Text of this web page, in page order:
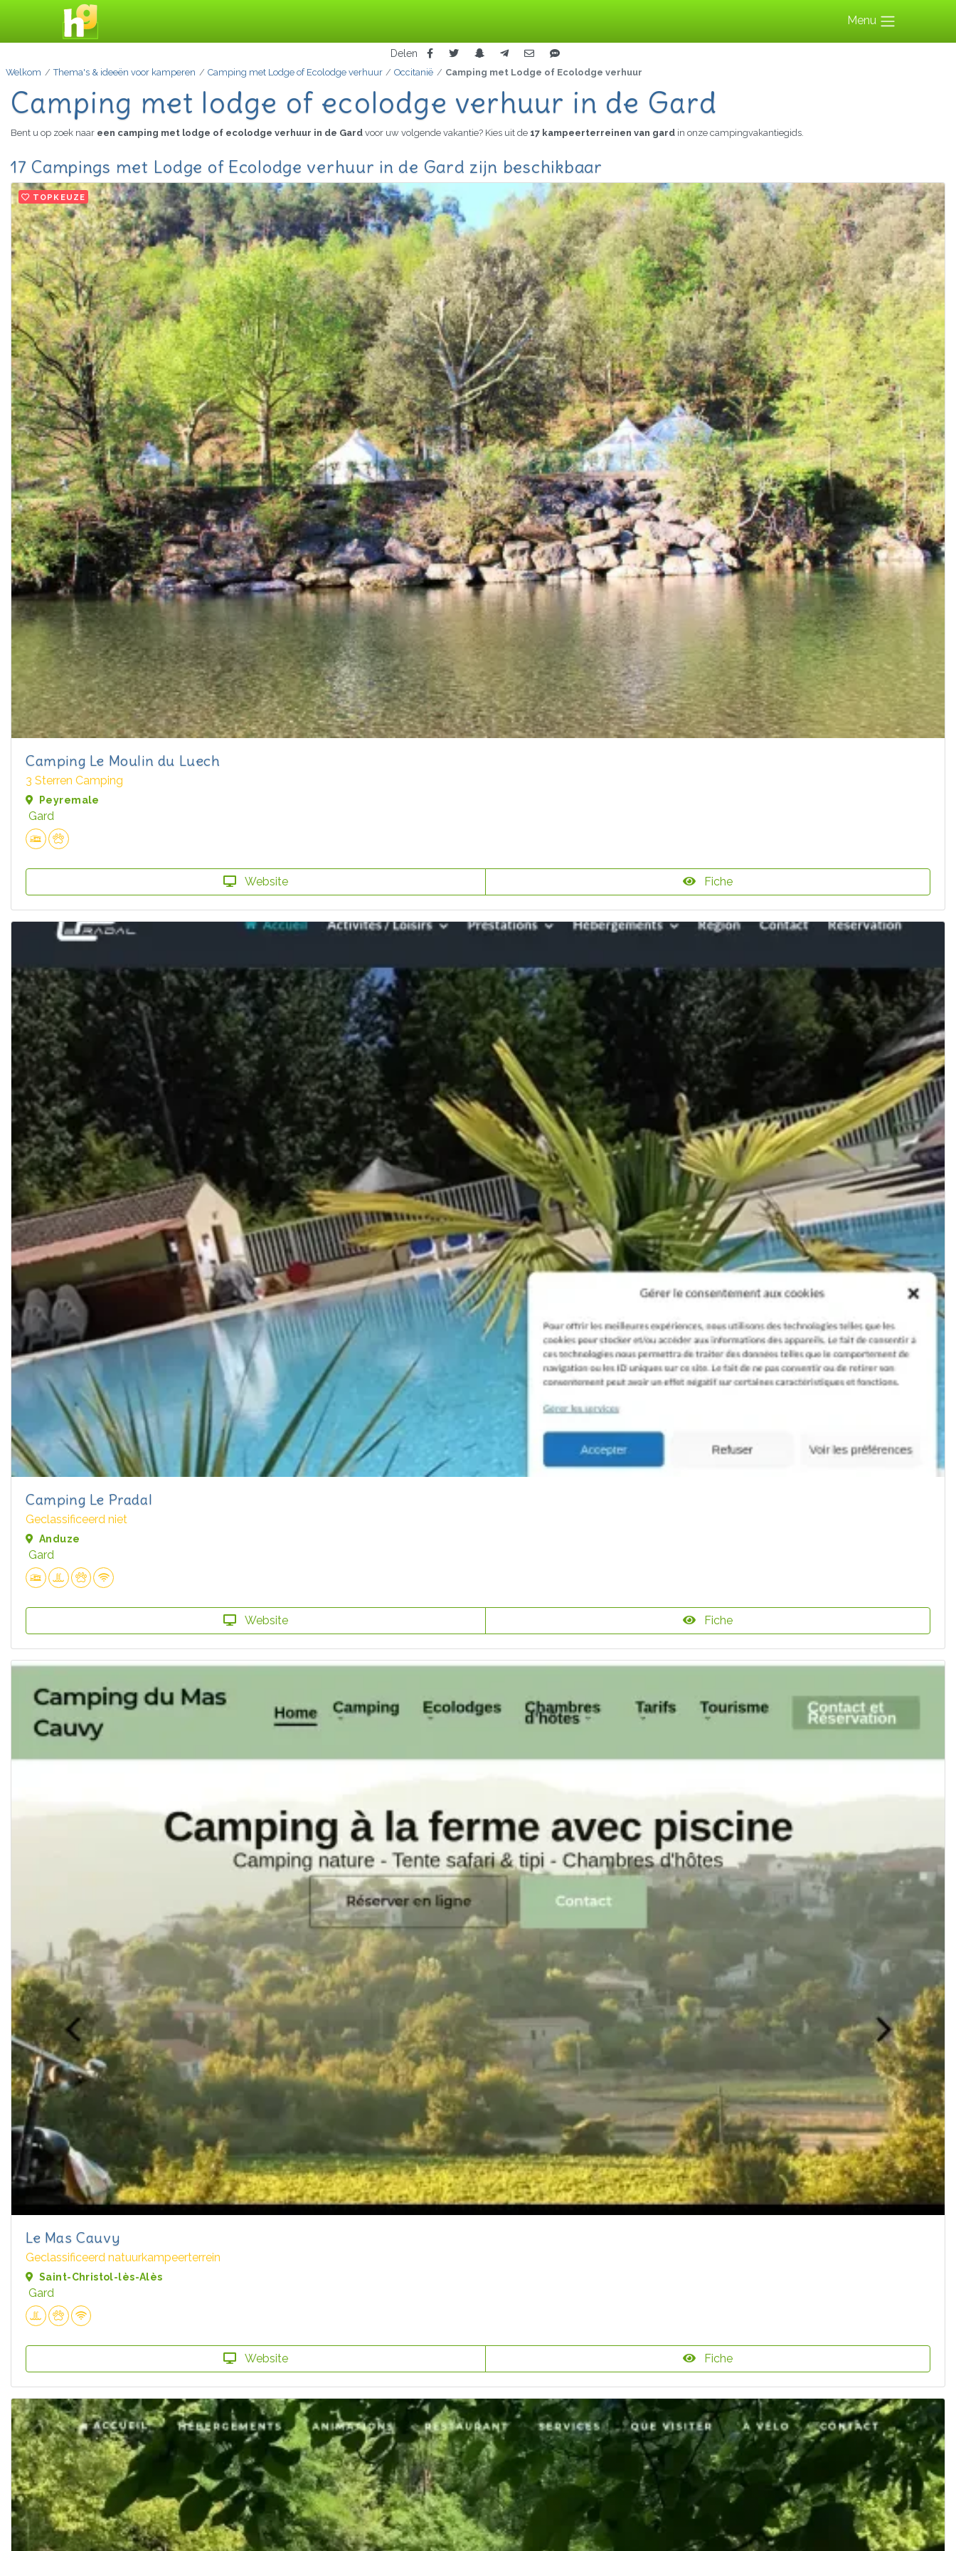
Menu
Delen
Welkom Thema's & ideeën voor kamperen Camping met Lodge of Ecolodge verhuur Occitanië Camping met Lodge of Ecolodge verhuur
Camping met lodge of ecolodge verhuur in de Gard
Bent u op zoek naar een camping met lodge of ecolodge verhuur in de Gard voor uw volgende vakantie? Kies uit de 17 kampeerterreinen van gard in onze campingvakantiegids.
17 Campings met Lodge of Ecolodge verhuur in de Gard zijn beschikbaar
TOPKEUZE
Camping Le Moulin du Luech
3 Sterren Camping
Peyremale
Gard
Website Fiche
Camping Le Pradal
Geclassificeerd niet
Anduze
Gard
Website Fiche
Le Mas Cauvy
Geclassificeerd natuurkampeerterrein
Saint-Christol-lès-Alès
Gard
Website Fiche